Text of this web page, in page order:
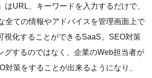
はURL、キーワードを入力するだけで、
全ての情報やアドバイスを管理画面上で
視化することができるSaaS。SEO対策
グするのではなく、企業のWeb担当者が
対策をすることが出来るようになり、